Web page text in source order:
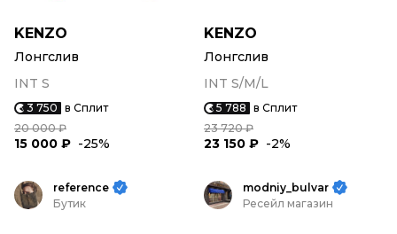
KENZO
Лонгслив
INT S
3 750 в Сплит
20 000 ₽
15 000 ₽ -25%
KENZO
Лонгслив
INT S/M/L
5 788 в Сплит
23 720 ₽
23 150 ₽ -2%
reference
Бутик
modniy_bulvar
Ресейл магазин